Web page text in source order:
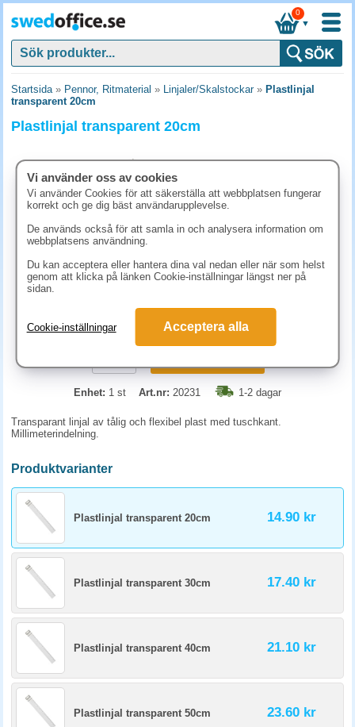
▼
0
Startsida» Pennor, Ritmaterial » Linjaler/Skalstockar» Plastlinjal
transparent 20cm
Plastlinjal transparent 20cm
14.90 kr (inkl. moms)
Enhet: 1 st Art.nr: 20231 1-2 dagar
Transparant linjal av tålig och flexibel plast med tuschkant.
Millimeterindelning.
Produktvarianter
Plastlinjal transparent 20cm 14.90 kr
Plastlinjal transparent 30cm 17.40 kr
Plastlinjal transparent 40cm 21.10 kr
Plastlinjal transparent 50cm 23.60 kr
Vi använder oss av cookies
Vi använder Cookies för att säkerställa att webbplatsen fungerar
korrekt och ge dig bäst användarupplevelse.
De används också för att samla in och analysera information om
webbplatsens användning.
Du kan acceptera eller hantera dina val nedan eller när som helst
genom att klicka på länken Cookie-inställningar längst ner på
sidan.
Cookie-inställningar Acceptera alla